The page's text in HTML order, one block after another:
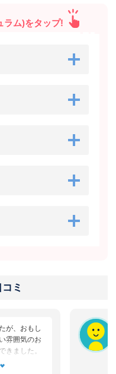
ラム)をタップ!
ミ
が、おもし
雰囲気のお
きました。
がることも